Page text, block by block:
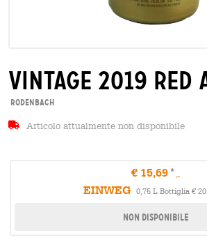
vintage 2019 red
Rodenbach
Articolo attualmente non disponibile
€ 15,69
EINWEG
0,75 L Bottiglia €
Non disponibile